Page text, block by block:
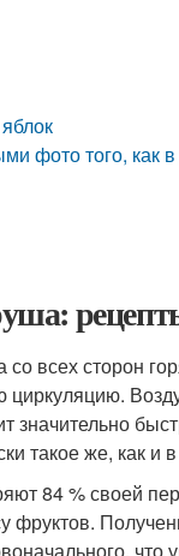
фото того, как
со всех сторон
значительно
такое же, как и
84 % своей